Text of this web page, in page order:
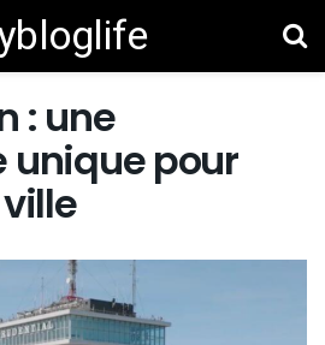
: une
unique pour